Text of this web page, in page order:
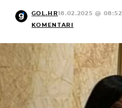
GOL.HR18.02.2025 @ 08:52
KOMENTARI